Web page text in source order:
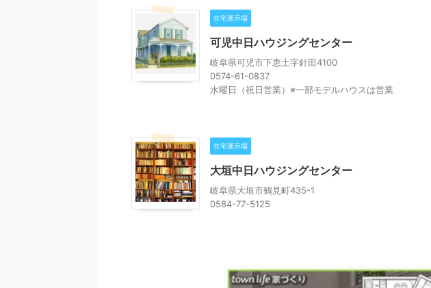
住宅展示場
可児中日ハウジングセンター
岐阜県可児市下恵土字針田4100
0574-61-0837
水曜日（祝日営業）※一部モデルハウスは営業
住宅展示場
大垣中日ハウジングセンター
岐阜県大垣市鶴見町435-1
0584-77-5125